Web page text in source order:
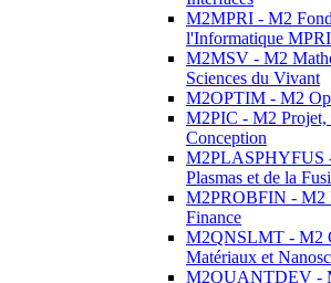
M2MPRI - M2
l'Informatique MPRI
M2MSV - M2
Sciences du Vivant
M2OPTIM - M2
M2PIC - M2 Projet,
Conception
M2PLASPHYFUS
Plasmas et de la
M2PROBFIN - M2
Finance
M2QNSLMT - M2
Matériaux et
M2QUANTDEV -